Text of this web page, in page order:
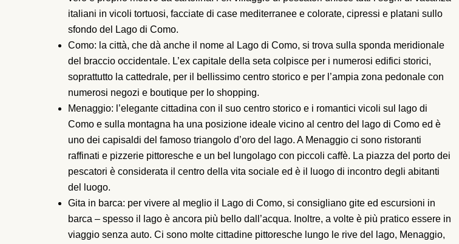
italiani in vicoli tortuosi, facciate di case mediterranee e colorate, cipressi e platani sullo
sfondo del Lago di Como.
Como: la città, che dà anche il nome al Lago di Como, si trova sulla sponda meridionale
del braccio occidentale. L’ex capitale della seta colpisce per i numerosi edifici storici,
soprattutto la cattedrale, per il bellissimo centro storico e per l’ampia zona pedonale con
numerosi negozi e boutique per lo shopping.
Menaggio: l’elegante cittadina con il suo centro storico e i romantici vicoli sul lago di
Como e sulla montagna ha una posizione ideale vicino al centro del lago di Como ed è
uno dei capisaldi del famoso triangolo d’oro del lago. A Menaggio ci sono ristoranti
raffinati e pizzerie pittoresche e un bel lungolago con piccoli caffè. La piazza del porto dei
pescatori è considerata il centro della vita sociale ed è il luogo di incontro degli abitanti
del luogo.
Gita in barca: per vivere al meglio il Lago di Como, si consigliano gite ed escursioni in
barca – spesso il lago è ancora più bello dall’acqua. Inoltre, a volte è più pratico essere in
viaggio senza auto. Ci sono molte cittadine pittoresche lungo le rive del lago, Menaggio,